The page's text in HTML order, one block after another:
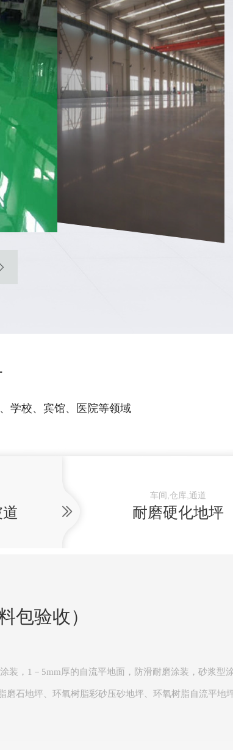
学校、宾馆、医院等领域
车间,仓库,通道
耐磨硬化地坪
包验收）
涂装，1－5mm厚的自流平地面，防滑耐磨涂装，砂浆型
石地坪、环氧树脂彩砂压砂地坪、环氧树脂自流平地